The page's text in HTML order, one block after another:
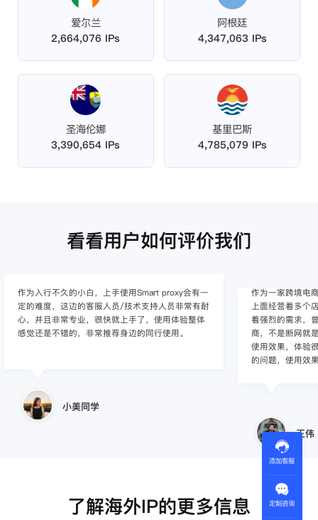
爱尔兰
2,664,076 IPs
阿根廷
4,347,063 IPs
圣海伦娜
3,390,654 IPs
基里巴斯
4,785,079 IPs
看看用户如何评价我们
作为入行不久的小白，上手使用Smart proxy会有一
定的难度，这边的客服人员/技术支持人员非常有耐
心，并且非常专业，很快就上手了，使用体验整体
感觉还是不错的，非常推荐身边的同行使用。
小美同学
作为一家跨境电
上面经营着多个
着强烈的需求，
商，不是断网就
使用效果，体验
的问题，使用效
王伟
了解海外IP的更多信息
添加客服
定制咨询